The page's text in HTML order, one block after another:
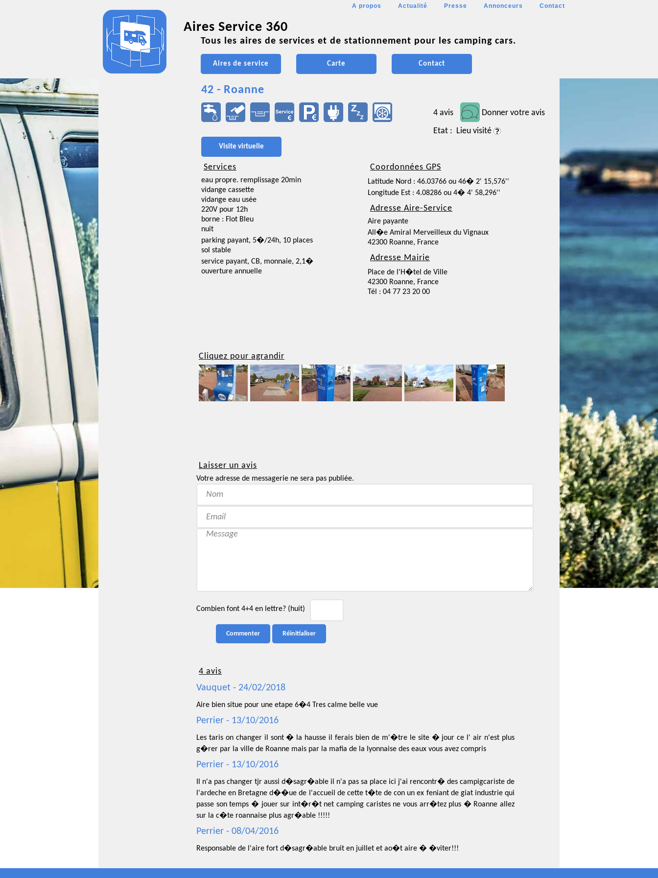
A propos Actualité Presse Annonceurs Contact
Aires Service 360
Tous les aires de services et de stationnement pour les camping cars.
Aires de service Carte Contact
42 - Roanne
4 avis
Donner votre avis
Etat : Lieu visité
Visite virtuelle
Services
eau propre. remplissage 20min
vidange cassette
vidange eau usée
220V pour 12h
borne : Flot Bleu
nuit
parking payant, 5�/24h, 10 places
sol stable
service payant, CB, monnaie, 2,1�
ouverture annuelle
Coordonnées GPS
Latitude Nord : 46.03766 ou 46� 2' 15,576''
Longitude Est : 4.08286 ou 4� 4' 58,296''
Adresse Aire-Service
Aire payante
All�e Amiral Merveilleux du Vignaux
42300 Roanne, France
Adresse Mairie
Place de l'H�tel de Ville
42300 Roanne, France
Tél : 04 77 23 20 00
Cliquez pour agrandir
Laisser un avis
Votre adresse de messagerie ne sera pas publiée.
Combien font 4+4 en lettre? (huit)
4 avis
Vauquet - 24/02/2018
Aire bien situe pour une etape 6�4 Tres calme belle vue
Perrier - 13/10/2016
Les taris on changer il sont � la hausse il ferais bien de m'�tre le site � jour ce l' air n'est plus
g�rer par la ville de Roanne mais par la mafia de la lyonnaise des eaux vous avez compris
Perrier - 13/10/2016
Il n'a pas changer tjr aussi d�sagr�able il n'a pas sa place ici j'ai rencontr� des campigcariste de
l'ardeche en Bretagne d��ue de l'accueil de cette t�te de con un ex feniant de giat industrie qui
passe son temps � jouer sur int�r�t net camping caristes ne vous arr�tez plus � Roanne allez
sur la c�te roannaise plus agr�able !!!!!
Perrier - 08/04/2016
Responsable de l'aire fort d�sagr�able bruit en juillet et ao�t aire � �viter!!!